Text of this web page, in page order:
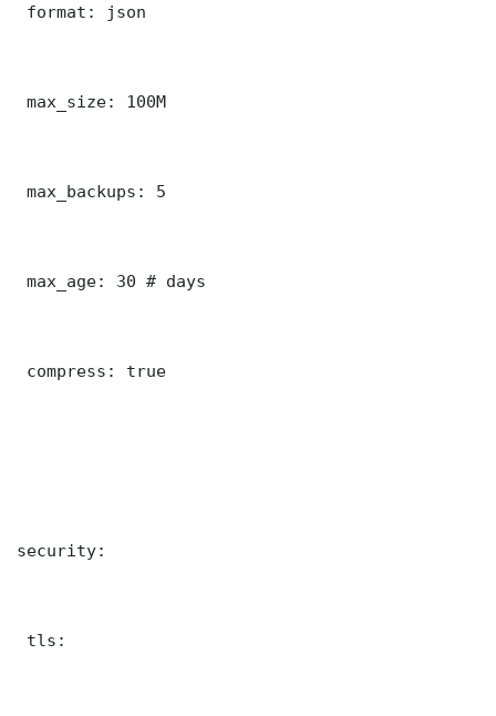
format: json
max_size: 100M
max_backups: 5
max_age: 30 # days
compress: true
security:
tls: